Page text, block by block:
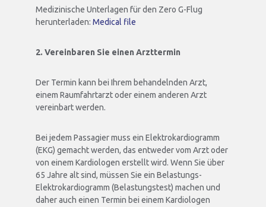
Medizinische Unterlagen für den Zero G-Flug
herunterladen: Medical file
2. Vereinbaren Sie einen Arzttermin
Der Termin kann bei Ihrem behandelnden Arzt,
einem Raumfahrtarzt oder einem anderen Arzt
vereinbart werden.
Bei jedem Passagier muss ein Elektrokardiogramm
(EKG) gemacht werden, das entweder vom Arzt oder
von einem Kardiologen erstellt wird. Wenn Sie über
65 Jahre alt sind, müssen Sie ein Belastungs-
Elektrokardiogramm (Belastungstest) machen und
daher auch einen Termin bei einem Kardiologen